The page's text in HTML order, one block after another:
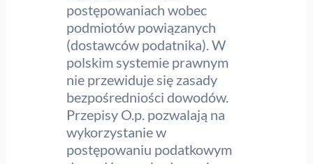
postępowaniach wobec
podmiotów powiązanych
(dostawców podatnika). W
polskim systemie prawnym
nie przewiduje się zasady
bezpośredniości dowodów.
Przepisy O.p. pozwalają na
wykorzystanie w
postępowaniu podatkowym